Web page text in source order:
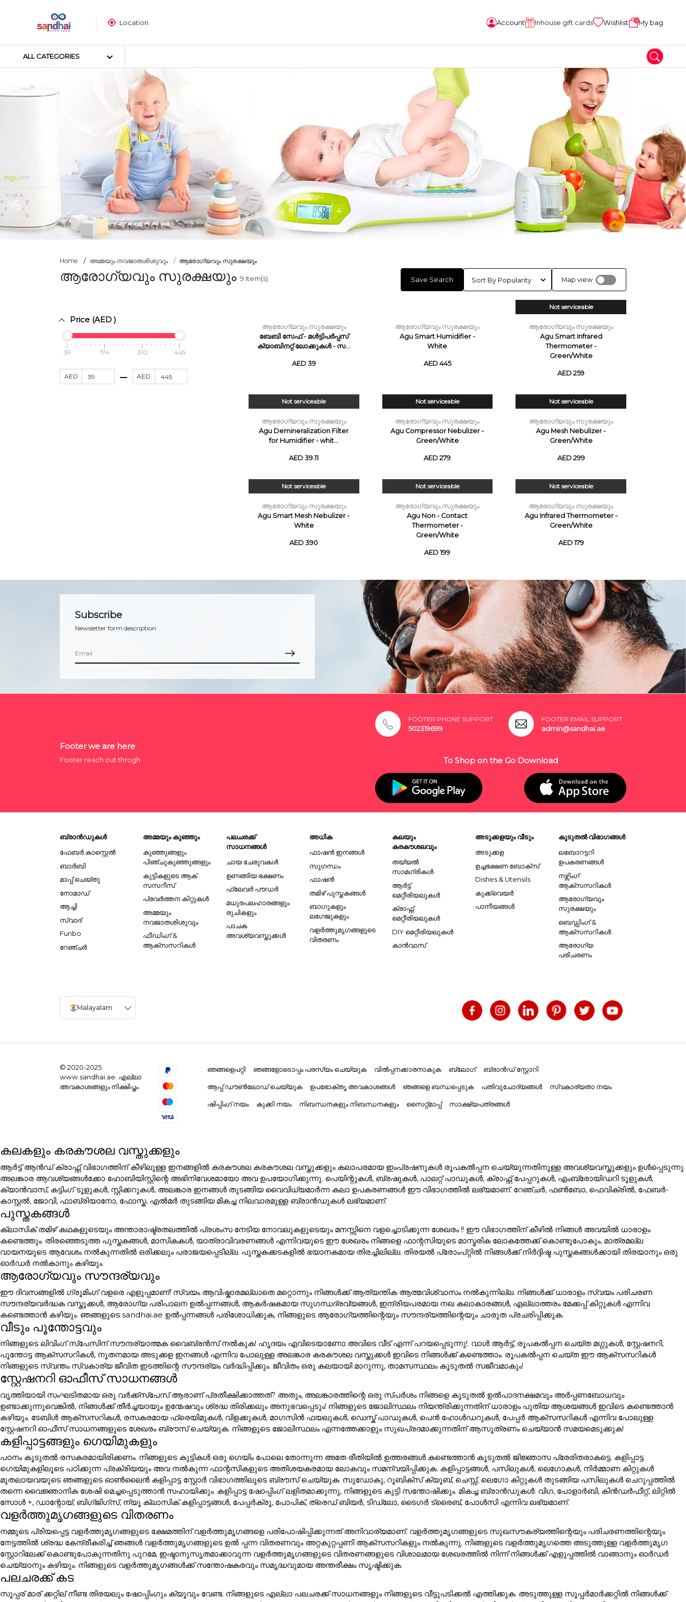
Location Account Inhouse gift cards Wishlist 0My bag
ALL CATEGORIES
Most popular
ക്രാഫ്റ്റ് മെറ്റീരിയലുകൾ
തയ്യൽ സാമഗ്രികൾ
ആർട്ട് മെറ്റീരിയലുകൾ
DIY മെറ്റീരിയലുകൾ
ആർട്സ് & കരകൗശല ഉപകരണങ്ങൾ
സ്റ്റിക്കർ പോസ്റ്റർ
പസിൾ
കളിമണ്ണ്
Home അമ്മയും നവജാതശിശുവും ആരോഗ്യവും സുരക്ഷയും
ആരോഗ്യവും സുരക്ഷയും 9 Item(s) Save Search Map view
Price (AED )
39 174 310 445
AED AED
ആരോഗ്യവും സുരക്ഷയും
ബേബി സേഫ് - മൾട്ടിപർപ്പസ്
ക്യാബിനറ്റ് ലോക്കുകൾ - സ...
AED 39
ആരോഗ്യവും സുരക്ഷയും
Agu Smart Humidifier -
White
AED 445
Sold Out
Not serviceable
ആരോഗ്യവും സുരക്ഷയും
Agu Smart Infrared
Thermometer -
Green/White
AED 259
Not serviceable
ആരോഗ്യവും സുരക്ഷയും
Agu Demineralization Filter
for Humidifier - whit...
AED 39.11
Sold Out
Not serviceable
ആരോഗ്യവും സുരക്ഷയും
Agu Compressor Nebulizer -
Green/White
AED 279
Sold Out
Not serviceable
ആരോഗ്യവും സുരക്ഷയും
Agu Mesh Nebulizer -
Green/White
AED 299
Not serviceable
ആരോഗ്യവും സുരക്ഷയും
Agu Smart Mesh Nebulizer -
White
AED 390
Not serviceable
ആരോഗ്യവും സുരക്ഷയും
Agu Non - Contact
Thermometer -
Green/White
AED 199
Not serviceable
ആരോഗ്യവും സുരക്ഷയും
Agu Infrared Thermometer -
Green/White
AED 179
Subscribe
Newsletter form description
Footer we are here
Footer reach out throgh
FOOTER PHONE SUPPORT
502319699
FOOTER EMAIL SUPPORT
admin@sandhai.ae
To Shop on the Go Download
ബ്രാൻഡുകൾ
ഫേബർ കാസ്റ്റെൽ
ബാർബി
മാപ്പ് ചെയ്തു
നോമാഡ്
ആച്ചി
സ്വാദ്
Funbo
റേഞ്ചർ
അമ്മയും കുഞ്ഞും
കുഞ്ഞുങ്ങളും
പിഞ്ചുകുഞ്ഞുങ്ങളും
കുട്ടികളുടെ ആക്
സസറീസ്
പ്രവർത്തന കിറ്റുകൾ
അമ്മയും
നവജാതശിശുവും
ഫീഡിംഗ് &
ആക്സസറികൾ
പലചരക്ക്
സാധനങ്ങൾ
ചായ ചേരുവകൾ
ഉണങ്ങിയ ഭക്ഷണം
ഫ്ലേവർ പൗഡർ
മധുരപലഹാരങ്ങളും
രുചികളും
പാചക
അവശ്യവസ്തുക്കൾ
അധിക
ഫാഷൻ ഇനങ്ങൾ
സുഗന്ധം
ഫാഷൻ
തമിഴ് പുസ്തകങ്ങൾ
ബാഗുകളും
ലഗേജുകളും
വളർത്തുമൃഗങ്ങളുടെ
വിതരണം
കലയും
കരകൗശലവും
തയ്യൽ
സാമഗ്രികൾ
ആർട്ട്
മെറ്റീരിയലുകൾ
ക്രാഫ്റ്റ്
മെറ്റീരിയലുകൾ
DIY മെറ്റീരിയലുകൾ
കാൻവാസ്
അടുക്കളയും വീടും
അടുക്കള
ഉച്ചഭക്ഷണ ബോക്സ്
Dishes & Utensils
കുക്ക്വെയർ
പാനീയങ്ങൾ
കൂടുതൽ വിഭാഗങ്ങൾ
ലബോറട്ടറി
ഉപകരണങ്ങൾ
നഴ്സിംഗ്
ആക്സസറികൾ
ആരോഗ്യവും
സുരക്ഷയും
ബെഡ്ഡിംഗ് &
ആക്സസറികൾ
ആരോഗ്യ
പരിചരണം
Malayalam
© 2020-2025
www.sandhai.ae. എല്ലാ
അവകാശങ്ങളും നിക്ഷിപ്തം.
ഞങ്ങളെപറ്റി ഞങ്ങളോടൊപ്പം പരസ്യം ചെയ്യുക വിൽപ്പനക്കാരനാകുക ബ്ലോഗ് ബ്രാൻഡ് സ്റ്റോറി
ആപ്പ് ഡൗൺലോഡ് ചെയ്യുക ഉപഭോക്തൃ അവകാശങ്ങൾ ഞങ്ങളെ ബന്ധപ്പെടുക പതിവുചോദ്യങ്ങൾ സ്വകാര്യതാ നയം
ഷിപ്പിംഗ് നയം കുക്കി നയം നിബന്ധനകളും നിബന്ധനകളും സൈറ്റ്മാപ്പ് സാക്ഷ്യപത്രങ്ങൾ
കലകളും കരകൗശല വസ്തുക്കളും
ആർട്ട് ആൻഡ് ക്രാഫ്റ്റ് വിഭാഗത്തിന് കീഴിലുള്ള ഇനങ്ങളിൽ കരകൗശല കരകൗശല വസ്തുക്കളും കലാപരമായ ഇംപ്രഷനുകൾ രൂപകൽപ്പന ചെയ്യുന്നതിനുള്ള അവശ്യവസ്തുക്കളും ഉൾപ്പെടുന്നു.
അലങ്കാര ആവശ്യങ്ങൾക്കോ ഹോബിയിസ്റ്റിന്റെ അഭിനിവേശമായോ അവ ഉപയോഗിക്കുന്നു. പെയിന്റുകൾ, ബ്രഷുകൾ, പാലറ്റ് പാഡുകൾ, ക്രാഫ്റ്റ് പേപ്പറുകൾ, എംബ്രോയിഡറി ടൂളുകൾ,
ക്യാൻവാസ്, കട്ടിംഗ് ടൂളുകൾ, സ്റ്റിക്കറുകൾ, അലങ്കാര ഇനങ്ങൾ തുടങ്ങിയ വൈവിധ്യമാർന്ന കലാ ഉപകരണങ്ങൾ ഈ വിഭാഗത്തിൽ ലഭ്യമാണ്. റേഞ്ചർ, ഫൺബോ, ഫെവിക്രിൽ, ഫേബർ-
കാസ്റ്റൽ, ജോവി, ഫാബ്രിയാനോ, ഫോസ്ക, എൽമർ തുടങ്ങിയ മികച്ച നിലവാരമുള്ള ബ്രാൻഡുകൾ ലഭ്യമാണ്.
പുസ്തകങ്ങൾ
ക്ലാസിക് തമിഴ് കഥകളുടെയും അന്താരാഷ്ട്രതലത്തിൽ പ്രശംസ നേടിയ നോവലുകളുടെയും മനസ്സിനെ വളച്ചൊടിക്കുന്ന ശേഖരം !! ഈ വിഭാഗത്തിന് കീഴിൽ നിങ്ങൾ അവയിൽ ധാരാളം
കണ്ടെത്തും. തിരഞ്ഞെടുത്ത പുസ്തകങ്ങൾ, മാസികകൾ, യാത്രാവിവരണങ്ങൾ എന്നിവയുടെ ഈ ശേഖരം നിങ്ങളെ ഫാന്റസിയുടെ മാസ്മരിക ലോകത്തേക്ക് കൊണ്ടുപോകും, മാത്രമല്ല
വായനയുടെ ആവേശം നൽകുന്നതിൽ ഒരിക്കലും പരാജയപ്പെടില്ല. പുസ്തകക്കടകളിൽ ഭയാനകമായ തിരച്ചിലില്ല. തിരയൽ പ്രോംപ്റ്റിൽ നിങ്ങൾക്ക് നിർദ്ദിഷ്ട പുസ്തകങ്ങൾക്കായി തിരയാനും ഒരു
ഓർഡർ നൽകാനും കഴിയും.
ആരോഗ്യവും സൗന്ദര്യവും
ഈ ദിവസങ്ങളിൽ ഗ്രൂമിംഗ് വളരെ എളുപ്പമാണ്! സ്വയം ആവിഷ്കാരമല്ലാതെ മറ്റൊന്നും നിങ്ങൾക്ക് ആത്യന്തിക ആത്മവിശ്വാസം നൽകുന്നില്ല. നിങ്ങൾക്ക് ധാരാളം സ്വയം പരിചരണ
സൗന്ദര്യവർദ്ധക വസ്തുക്കൾ, ആരോഗ്യ പരിപാലന ഉൽപ്പന്നങ്ങൾ, ആകർഷകമായ സുഗന്ധദ്രവ്യങ്ങൾ, ഇന്ദ്രിയപരമായ നഖ കലാകാരങ്ങൾ, എല്ലാത്തരം മേക്കപ്പ് കിറ്റുകൾ എന്നിവ
കണ്ടെത്താൻ കഴിയും. ഞങ്ങളുടെ sandhai.ae ഉൽപ്പന്നങ്ങൾ പരിശോധിക്കുക, നിങ്ങളുടെ ആരോഗ്യത്തിന്റെയും സൗന്ദര്യത്തിന്റെയും ചാരുത പ്രചരിപ്പിക്കുക.
വീടും പൂന്തോട്ടവും
നിങ്ങളുടെ ലിവിംഗ് സ്പേസിന് സൗന്ദര്യാത്മക വൈബ്രൻസ് നൽകുക! ഹൃദയം എവിടെയാണോ അവിടെ വീട് എന്ന് പറയപ്പെടുന്നു!. വാൾ ആർട്ട്, രൂപകൽപ്പന ചെയ്ത മഗ്ഗുകൾ, സ്റ്റേഷനറി,
പൂന്തോട്ട ആക്സസറികൾ, നൂതനമായ അടുക്കള ഇനങ്ങൾ എന്നിവ പോലുള്ള അലങ്കാര കരകൗശല വസ്തുക്കൾ ഇവിടെ നിങ്ങൾക്ക് കണ്ടെത്താം. രൂപകൽപ്പന ചെയ്ത ഈ ആക്സസറികൾ
നിങ്ങളുടെ സ്വന്തം സ്വകാര്യ ജീവിത ഇടത്തിന്റെ സൗന്ദര്യം വർദ്ധിപ്പിക്കും. ജീവിതം ഒരു കലയായി മാറുന്നു, താമസസ്ഥലം കൂടുതൽ സജീവമാകും!
സ്റ്റേഷനറി ഓഫീസ് സാധനങ്ങൾ
വൃത്തിയായി സംഘടിതമായ ഒരു വർക്ക്സ്പേസ് ആരാണ് പ്രതീക്ഷിക്കാത്തത്? അതും, അലങ്കാരത്തിന്റെ ഒരു സ്പർശം നിങ്ങളെ കൂടുതൽ ഉൽപാദനക്ഷമവും അർപ്പണബോധവും
ഉണ്ടാക്കുന്നുവെങ്കിൽ, നിങ്ങൾക്ക് തീർച്ചയായും ഉന്മേഷവും ശ്രദ്ധ തിരിക്കലും അനുഭവപ്പെടും! നിങ്ങളുടെ ജോലിസ്ഥലം നിയന്ത്രിക്കുന്നതിന് ധാരാളം പുതിയ ആശയങ്ങൾ ഇവിടെ കണ്ടെത്താൻ
കഴിയും. ടേബിൾ ആക്സസറികൾ, രസകരമായ ഫ്രെയിമുകൾ, വിളക്കുകൾ, മാഗസിൻ ഫയലുകൾ, ഡെസ്ക് പാഡുകൾ, പെൻ ഹോൾഡറുകൾ, പേപ്പർ ആക്സസറികൾ എന്നിവ പോലുള്ള
സ്റ്റേഷനറി ഓഫീസ് സാധനങ്ങളുടെ ശേഖരം ബ്രൗസ് ചെയ്യുക. നിങ്ങളുടെ ജോലിസ്ഥലം എന്നത്തേക്കാളും സുഖപ്രദമാക്കുന്നതിന് ആസൂത്രണം ചെയ്യാൻ സമയമെടുക്കുക!
കളിപ്പാട്ടങ്ങളും ഗെയിമുകളും
പഠനം കൂടുതൽ രസകരമായിരിക്കണം. നിങ്ങളുടെ കുട്ടികൾ ഒരു ഗെയിം പോലെ തോന്നുന്ന അതേ രീതിയിൽ ഉത്തരങ്ങൾ കണ്ടെത്താൻ കൂടുതൽ ജിജ്ഞാസ പ്രേരിതരാകട്ടെ. കളിപ്പാട്ട
ഗെയിമുകളിലൂടെ പഠിക്കുന്ന പ്രക്രിയയും അവ നൽകുന്ന ഫാന്റസികളുടെ അതിശയകരമായ ലോകവും സമന്വയിപ്പിക്കുക. കളിപ്പാട്ടങ്ങൾ, പസിലുകൾ, ലെഗോകൾ, നിർമ്മാണ കിറ്റുകൾ
മുതലായവയുടെ ഞങ്ങളുടെ ഓൺലൈൻ കളിപ്പാട്ട സ്റ്റോർ വിഭാഗത്തിലൂടെ ബ്രൗസ് ചെയ്യുക. സുഡോകു, റൂബിക്സ് ക്യൂബ്, ചെസ്സ്, ലെഗോ കിറ്റുകൾ തുടങ്ങിയ പസിലുകൾ ചെറുപ്പത്തിൽ
തന്നെ വൈജ്ഞാനിക ശേഷി മെച്ചപ്പെടുത്താൻ സഹായിക്കും. കളിപ്പാട്ട ഷോപ്പിംഗ് ലളിതമാക്കുന്നു, നിങ്ങളുടെ കുട്ടി സന്തോഷിക്കും. മികച്ച ബ്രാൻഡുകൾ: വിഗ, പോളാർബി, കിൻഡർഫീറ്റ്, ലിറ്റിൽ
സോൾ +, ഡാന്റോയ്, ബിഗ്ജിഗ്സ്, ന്യൂ ക്ലാസിക് കളിപ്പാട്ടങ്ങൾ, പേപ്പർക്രൂ, പോപിക്, ത്രെഡ് ബിയർ, ടിഡ്ലോ, ടൈഗർ ട്രൈബ്, പോൾസി എന്നിവ ലഭ്യമാണ്.
വളർത്തുമൃഗങ്ങളുടെ വിതരണം
നമ്മുടെ പ്രിയപ്പെട്ട വളർത്തുമൃഗങ്ങളുടെ ക്ഷേമത്തിന് വളർത്തുമൃഗങ്ങളെ പരിപോഷിപ്പിക്കുന്നത് അനിവാര്യമാണ്. വളർത്തുമൃഗങ്ങളുടെ സുഖസൗകര്യത്തിന്റെയും പരിചരണത്തിന്റെയും
നേട്ടത്തിൽ ശ്രദ്ധ കേന്ദ്രീകരിച്ച് ഞങ്ങൾ വളർത്തുമൃഗങ്ങളുടെ ഉൽ പ്പന്ന വിതരണവും അറ്റകുറ്റപ്പണി ആക്സസറികളും നൽകുന്നു. നിങ്ങളുടെ വളർത്തുമൃഗത്തെ അടുത്തുള്ള വളർത്തുമൃഗ
സ്റ്റോറിലേക്ക് കൊണ്ടുപോകുന്നതിനു പുറമേ, ഇഷ്ടാനുസൃതമാക്കാവുന്ന വളർത്തുമൃഗങ്ങളുടെ വിതരണങ്ങളുടെ വിശാലമായ ശേഖരത്തിൽ നിന്ന് നിങ്ങൾക്ക് എളുപ്പത്തിൽ വാങ്ങാനും ഓർഡർ
ചെയ്യാനും കഴിയും. നിങ്ങളുടെ വളർത്തുമൃഗങ്ങൾക്ക് സന്തോഷകരവും സമൃദ്ധവുമായ അന്തരീക്ഷം സൃഷ്ടിക്കുക.
പലചരക്ക് കട
സൂപ്പര് മാര് ക്കറ്റില് നീണ്ട തിരയലും ഷോപ്പിംഗും ക്യൂവും വേണ്ട. നിങ്ങളുടെ എല്ലാ പലചരക്ക് സാധനങ്ങളും നിങ്ങളുടെ വീട്ടുപടിക്കൽ എത്തിക്കുക. അടുത്തുള്ള സൂപ്പർമാർക്കറ്റിൽ നിങ്ങൾക്ക്